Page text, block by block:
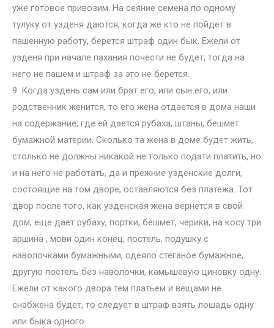
уже готовое привозим. На сеяние семена по одному
тулуку от узденя даются, когда же кто не пойдет в
пашенную работу, берется штраф один бык. Ежели от
узденя при начале пахания почести не будет, тогда на
него не пашем и штраф за это не берется.
9. Когда уздень сам или брат его, или сын его, или
родственник женится, то его жена отдается в дома наши
на содержание, где ей дается рубаха, штаны, бешмет
бумажной материи. Сколько та жена в доме будет жить,
столько не должны никакой не только подати платить, но
и на него не работать, да и прежние узденские долги,
состоящие на том дворе, оставляются без платежа. Тот
двор после того, как узденская жена вернется в свой
дом, еще дает рубаху, портки, бешмет, черики, на косу три
аршина , мови один конец, постель, подушку с
наволочками бумажными, одеяло стеганое бумажное,
другую постель без наволочки, камышевую циновку одну.
Ежели от какого двора тем платьем и вещами не
снабжена будет, то следует в штраф взять лошадь одну
или быка одного.